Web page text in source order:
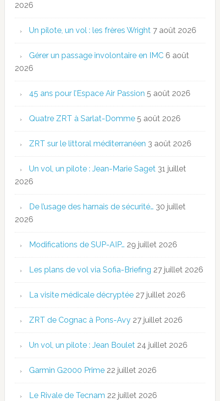
2026
Un pilote, un vol : les frères Wright 7 août 2026
Gérer un passage involontaire en IMC 6 août
2026
45 ans pour l’Espace Air Passion 5 août 2026
Quatre ZRT à Sarlat-Domme 5 août 2026
ZRT sur le littoral méditerranéen 3 août 2026
Un vol, un pilote : Jean-Marie Saget 31 juillet
2026
De l’usage des harnais de sécurité… 30 juillet
2026
Modifications de SUP-AIP… 29 juillet 2026
Les plans de vol via Sofia-Briefing 27 juillet 2026
La visite médicale décryptée 27 juillet 2026
ZRT de Cognac à Pons-Avy 27 juillet 2026
Un vol, un pilote : Jean Boulet 24 juillet 2026
Garmin G2000 Prime 22 juillet 2026
Le Rivale de Tecnam 22 juillet 2026